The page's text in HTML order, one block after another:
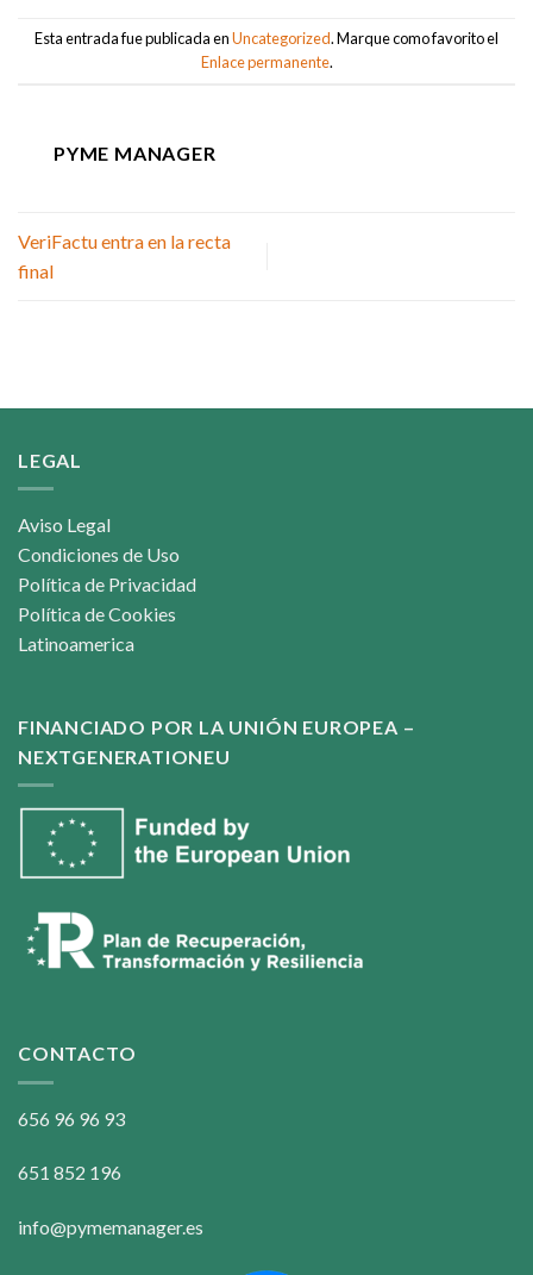
Esta entrada fue publicada enUncategorized. Marque como favorito el
Enlace permanente.
PYME MANAGER
VeriFactu entra en la recta
final
LEGAL
Aviso Legal
Condiciones de Uso
Política de Privacidad
Política de Cookies
Latinoamerica
FINANCIADO POR LA UNIÓN EUROPEA –
NEXTGENERATIONEU
CONTACTO
656 96 96 93
651 852 196
info@pymemanager.es